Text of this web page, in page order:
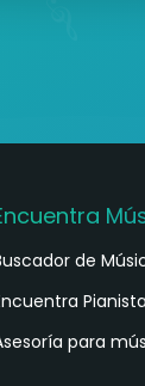
de
para